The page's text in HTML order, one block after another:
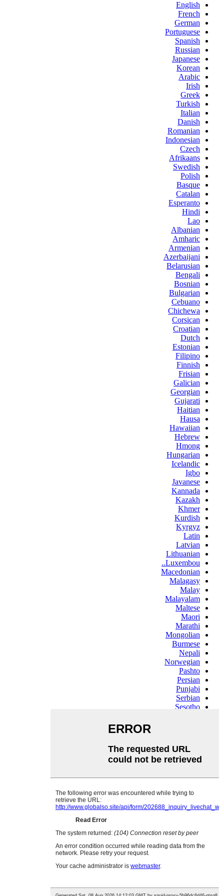
English
French
German
Portuguese
Spanish
Russian
Japanese
Korean
Arabic
Irish
Greek
Turkish
Italian
Danish
Romanian
Indonesian
Czech
Afrikaans
Swedish
Polish
Basque
Catalan
Esperanto
Hindi
Lao
Albanian
Amharic
Armenian
Azerbaijani
Belarusian
Bengali
Bosnian
Bulgarian
Cebuano
Chichewa
Corsican
Croatian
Dutch
Estonian
Filipino
Finnish
Frisian
Galician
Georgian
Gujarati
Haitian
Hausa
Hawaiian
Hebrew
Hmong
Hungarian
Icelandic
Igbo
Javanese
Kannada
Kazakh
Khmer
Kurdish
Kyrgyz
Latin
Latvian
Lithuanian
Luxembou..
Macedonian
Malagasy
Malay
Malayalam
Maltese
Maori
Marathi
Mongolian
Burmese
Nepali
Norwegian
Pashto
Persian
Punjabi
Serbian
Sesotho
Samoan
Scots Gaelic
Sindhi
Swahili
Tajik
Thai
Ukrainian
Urdu
Xhosa